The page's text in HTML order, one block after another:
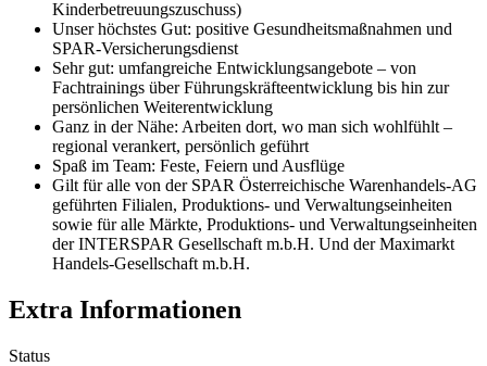
Kinderbetreuungszuschuss)
Unser höchstes Gut: positive Gesundheitsmaßnahmen und
SPAR-Versicherungsdienst
Sehr gut: umfangreiche Entwicklungsangebote – von
Fachtrainings über Führungskräfteentwicklung bis hin zur
persönlichen Weiterentwicklung
Ganz in der Nähe: Arbeiten dort, wo man sich wohlfühlt –
regional verankert, persönlich geführt
Spaß im Team: Feste, Feiern und Ausflüge
Gilt für alle von der SPAR Österreichische Warenhandels-AG
geführten Filialen, Produktions- und Verwaltungseinheiten
sowie für alle Märkte, Produktions- und Verwaltungseinheiten
der INTERSPAR Gesellschaft m.b.H. Und der Maximarkt
Handels-Gesellschaft m.b.H.
Extra Informationen
Status